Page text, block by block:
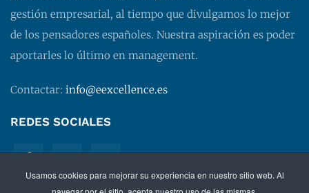
Usamos cookies para mejorar su experiencia en nuestro sitio web. Al
gestión empresarial, al tiempo que divulgamos lo mejor
de los pensadores españoles. Nuestra aspiración es poder
aportarles lo último en management.
Contactar: info@eexcellence.es
REDES SOCIALES